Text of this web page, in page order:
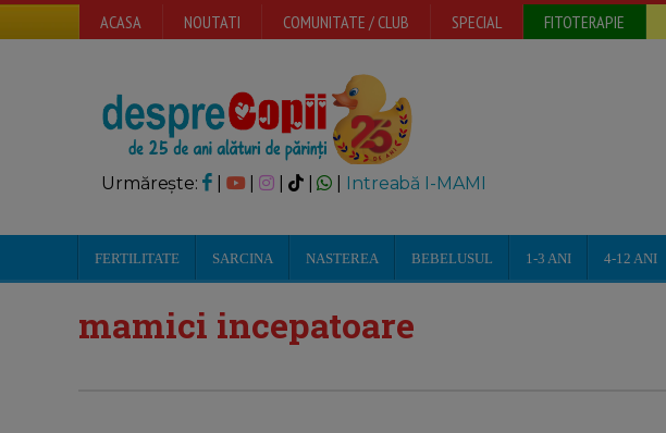
ACASA NOUTATI COMUNITATE / CLUB SPECIAL FITOTERAPIE
Urmărește: | | Intreabă I-MAMI
FERTILITATE SARCINA NASTEREA BEBELUSUL 1-3 ANI 4-12 ANI
mamici incepatoare